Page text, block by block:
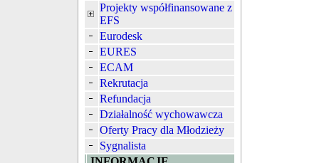
Projekty współfinansowane z
EFS
Eurodesk
EURES
ECAM
Rekrutacja
Refundacja
Działalność wychowawcza
Oferty Pracy dla Młodzieży
Sygnalista